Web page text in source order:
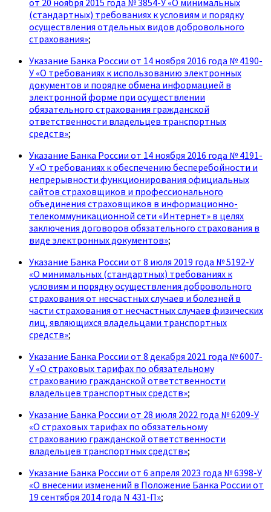
от 20 ноября 2015 года № 3854-У «О минимальных
(стандартных) требованиях к условиям и порядку
осуществления отдельных видов добровольного
страхования»;
Указание Банка России от 14 ноября 2016 года № 4190-
У «О требованиях к использованию электронных
документов и порядке обмена информацией в
электронной форме при осуществлении
обязательного страхования гражданской
ответственности владельцев транспортных
средств»;
Указание Банка России от 14 ноября 2016 года № 4191-
У «О требованиях к обеспечению бесперебойности и
непрерывности функционирования официальных
сайтов страховщиков и профессионального
объединения страховщиков в информационно-
телекоммуникационной сети «Интернет» в целях
заключения договоров обязательного страхования в
виде электронных документов»;
Указание Банка России от 8 июля 2019 года № 5192-У
«О минимальных (стандартных) требованиях к
условиям и порядку осуществления добровольного
страхования от несчастных случаев и болезней в
части страхования от несчастных случаев физических
лиц, являющихся владельцами транспортных
средств»;
Указание Банка России от 8 декабря 2021 года № 6007-
У «О страховых тарифах по обязательному
страхованию гражданской ответственности
владельцев транспортных средств»;
Указание Банка России от 28 июля 2022 года № 6209-У
«О страховых тарифах по обязательному
страхованию гражданской ответственности
владельцев транспортных средств»;
Указание Банка России от 6 апреля 2023 года № 6398-У
«О внесении изменений в Положение Банка России от
19 сентября 2014 года N 431-П»;